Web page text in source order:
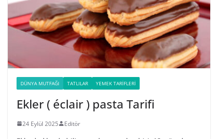
DÜNYA MUTFAĞI TATLILAR YEMEK TARIFLERI
Ekler ( éclair ) pasta Tarifi
24 Eylül 2025 Editör